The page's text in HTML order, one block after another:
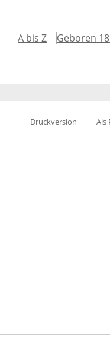
A bis Z Geboren
Druckversion Als